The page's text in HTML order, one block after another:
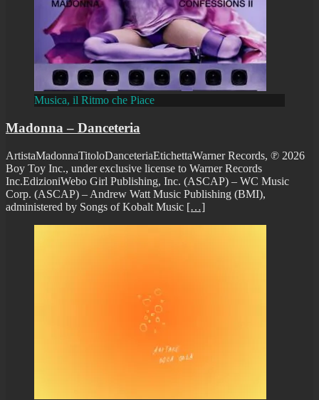
Musica, il Ritmo che Piace
Madonna – Danceteria
ArtistaMadonnaTitoloDanceteriaEtichettaWarner Records, ℗ 2026
Boy Toy Inc., under exclusive license to Warner Records
Inc.EdizioniWebo Girl Publishing, Inc. (ASCAP) – WC Music
Corp. (ASCAP) – Andrew Watt Music Publishing (BMI),
administered by Songs of Kobalt Music […]